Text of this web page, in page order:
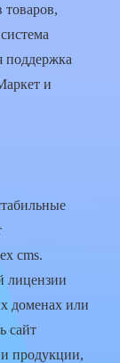
товаров,
поддержка
и
cms.
лицензии
доменах или
сайт
продукции,